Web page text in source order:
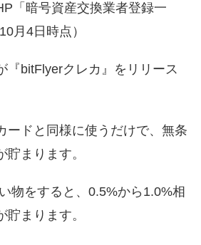
「暗号資産交換業者登録一
月4日時点）
『bitFlyerクレカ』をリリース
ードと同様に使うだけで、無条
まります。
物をすると、0.5%から1.0%相
まります。